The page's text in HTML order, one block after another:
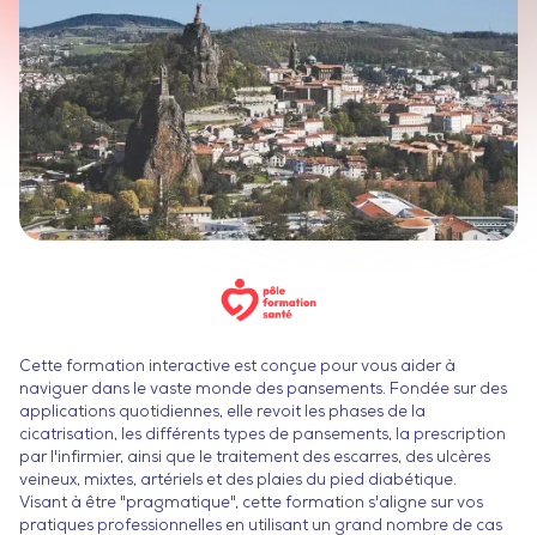
Cette formation interactive est conçue pour vous aider à
naviguer dans le vaste monde des pansements. Fondée sur des
applications quotidiennes, elle revoit les phases de la
cicatrisation, les différents types de pansements, la prescription
par l'infirmier, ainsi que le traitement des escarres, des ulcères
veineux, mixtes, artériels et des plaies du pied diabétique.
Visant à être "pragmatique", cette formation s'aligne sur vos
pratiques professionnelles en utilisant un grand nombre de cas